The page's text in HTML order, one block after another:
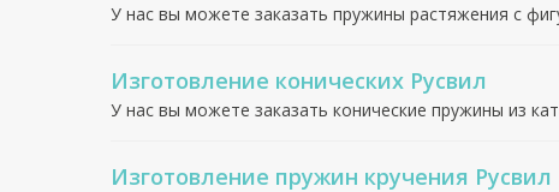
У нас вы можете заказать пружины растяжения с
Изготовление конических Русвил
У нас вы можете заказать конические пружины из
Изготовление пружин кручения Русвил